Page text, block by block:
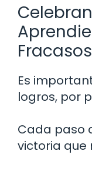
Fracasos
Es
logros, por
Cada paso
victoria que